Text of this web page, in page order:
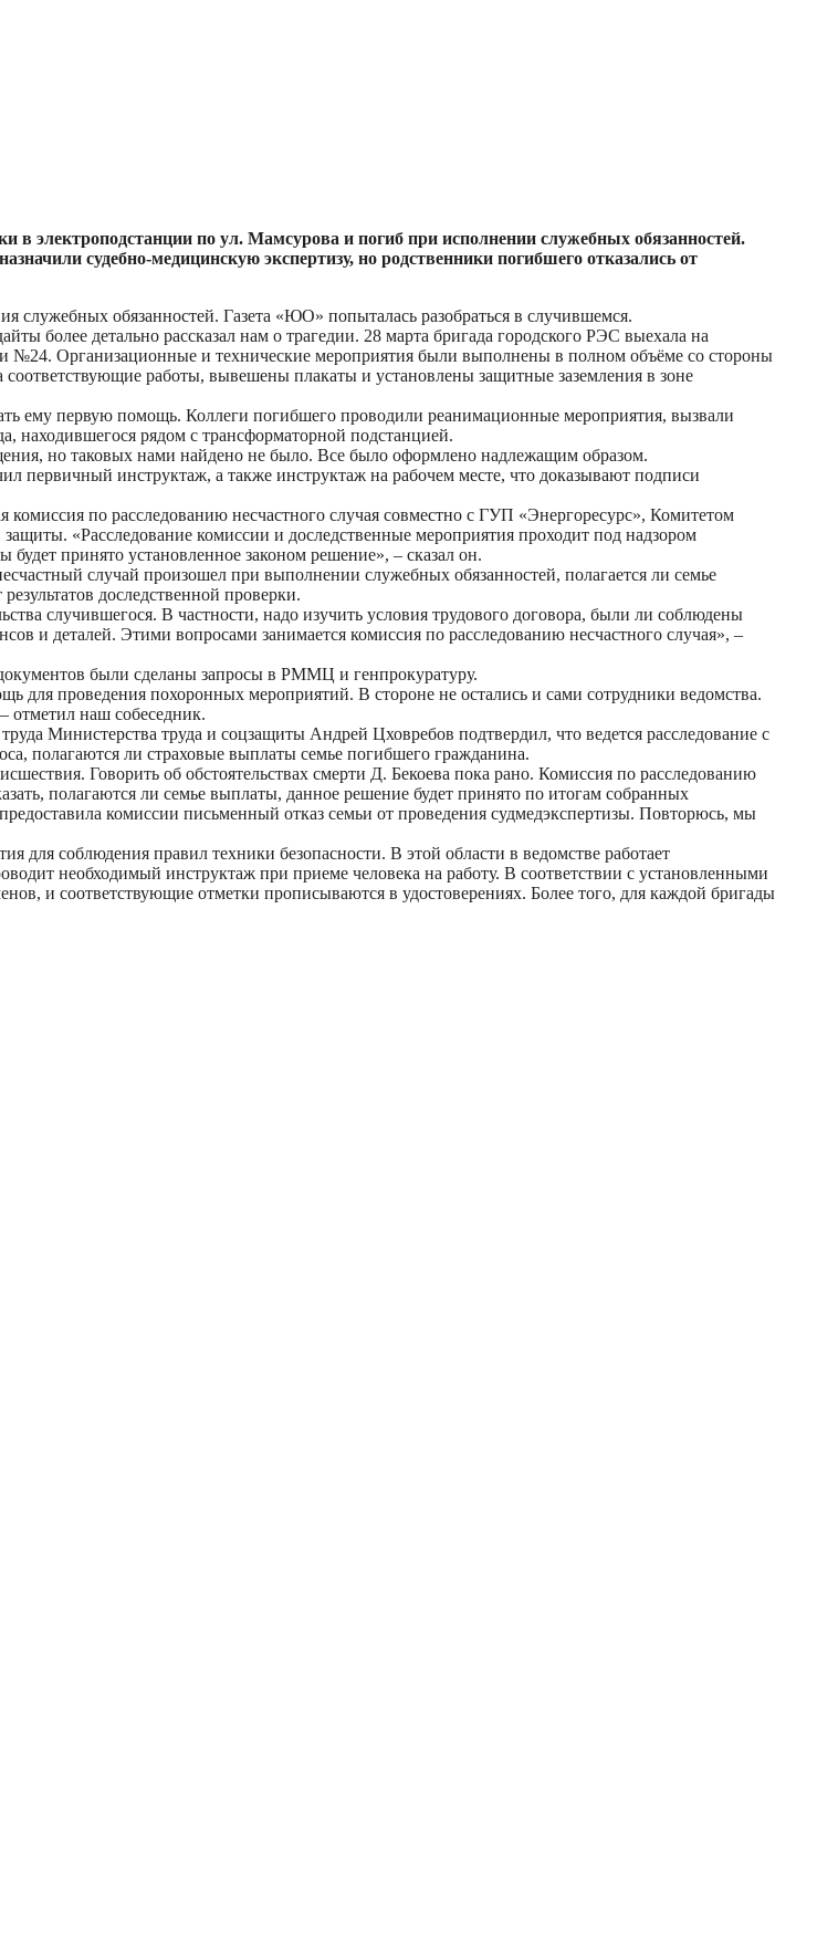
электроподстанции по ул. Мамсурова и погиб при исполнении служебных обязанностей.
судебно-медицинскую экспертизу, но родственники погибшего отказались от
обязанностей. Газета «ЮО» попыталась разобраться в случившемся.
детально рассказал нам о трагедии. 28 марта бригада городского РЭС выехала на
№24. Организационные и технические мероприятия были выполнены в полном объёме со стороны
работы, вывешены плакаты и установлены защитные заземления в зоне
ему первую помощь. Коллеги погибшего проводили реанимационные мероприятия, вызвали
находившегося рядом с трансформаторной подстанцией.
но таковых нами найдено не было. Все было оформлено надлежащим образом.
первичный инструктаж, а также инструктаж на рабочем месте, что доказывают подписи
по расследованию несчастного случая совместно с ГУП «Энергоресурс», Комитетом
«Расследование комиссии и доследственные мероприятия проходит под надзором
принято установленное законом решение», – сказал он.
случай произошел при выполнении служебных обязанностей, полагается ли семье
доследственной проверки.
случившегося. В частности, надо изучить условия трудового договора, были ли соблюдены
и деталей. Этими вопросами занимается комиссия по расследованию несчастного случая», –
были сделаны запросы в РММЦ и генпрокуратуру.
для проведения похоронных мероприятий. В стороне не остались и сами сотрудники ведомства.
отметил наш собеседник.
Министерства труда и соцзащиты Андрей Цховребов подтвердил, что ведется расследование с
полагаются ли страховые выплаты семье погибшего гражданина.
Говорить об обстоятельствах смерти Д. Бекоева пока рано. Комиссия по расследованию
полагаются ли семье выплаты, данное решение будет принято по итогам собранных
комиссии письменный отказ семьи от проведения судмедэкспертизы. Повторюсь, мы
для соблюдения правил техники безопасности. В этой области в ведомстве работает
необходимый инструктаж при приеме человека на работу. В соответствии с установленными
и соответствующие отметки прописываются в удостоверениях. Более того, для каждой бригады